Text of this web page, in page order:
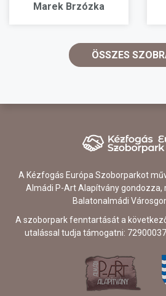
Marek Brzózka
ÖSSZES
A Kézfogás Európa Szoborparkot
Almádi P-Art Alapítvány
Balatonalmádi
A szoborpark fenntartását a
utalással tudja támogatni: